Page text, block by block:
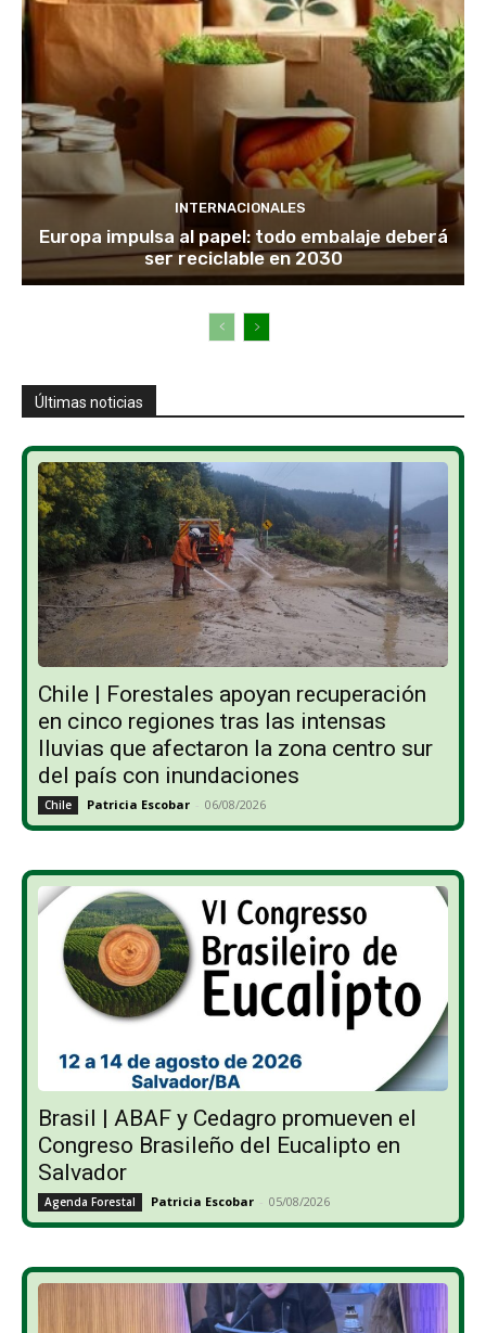
INTERNACIONALES
Europa impulsa al papel: todo embalaje deberá
ser reciclable en 2030
Últimas noticias
Chile | Forestales apoyan recuperación
en cinco regiones tras las intensas
lluvias que afectaron la zona centro sur
del país con inundaciones
Chile Patricia Escobar - 06/08/2026
Brasil | ABAF y Cedagro promueven el
Congreso Brasileño del Eucalipto en
Salvador
Agenda Forestal Patricia Escobar - 05/08/2026